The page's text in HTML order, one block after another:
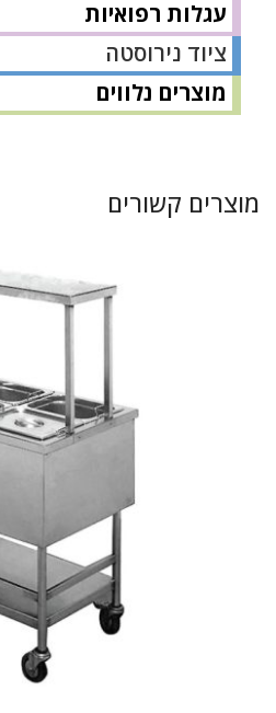
עגלות רפואיות
ציוד נירוסטה
מוצרים נלווים
מוצרים קשורים